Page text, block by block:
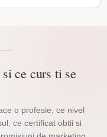
si ce curs ti se
o profesie, ce nivel
ce certificat obtii si